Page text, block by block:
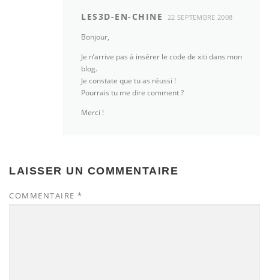
LES3D-EN-CHINE 22 SEPTEMBRE 2008
Bonjour,
Je n’arrive pas à insérer le code de xiti dans mon
blog.
Je constate que tu as réussi !
Pourrais tu me dire comment ?
Merci !
LAISSER UN COMMENTAIRE
COMMENTAIRE *